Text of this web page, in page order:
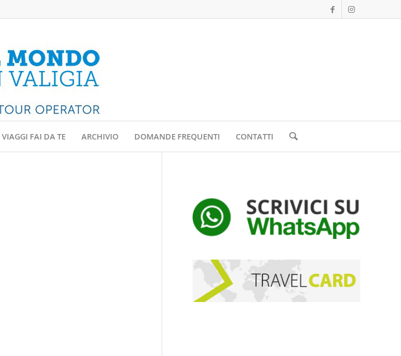
VIAGGI FAI DA TE ARCHIVIO DOMANDE FREQUENTI CONTATTI